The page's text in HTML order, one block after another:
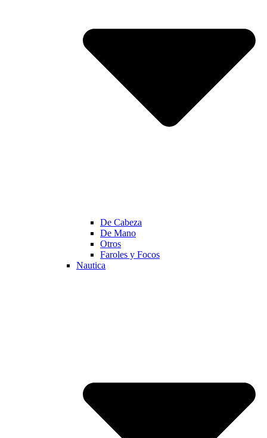
De Cabeza
De Mano
Otros
Faroles y Focos
Nautica